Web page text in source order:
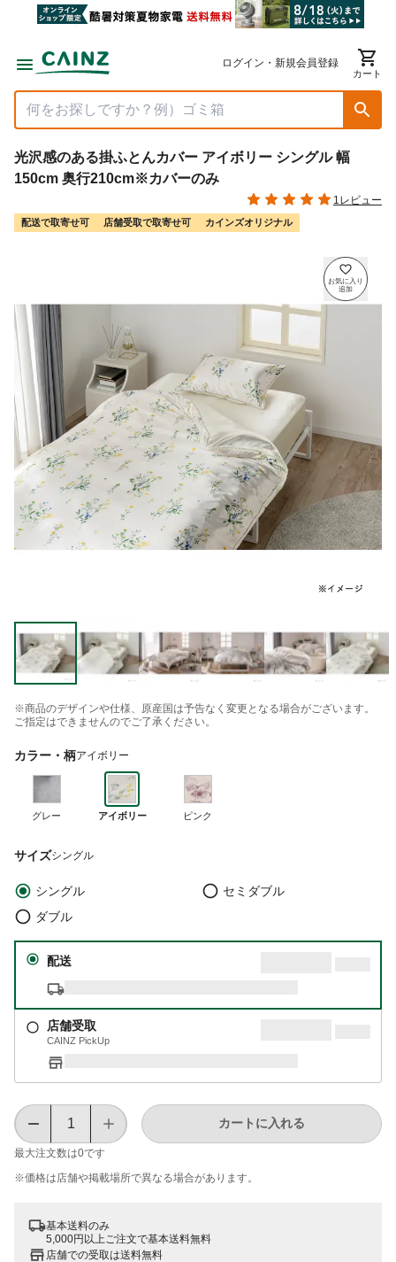
ログイン・新規会員登録
カート
光沢感のある掛ふとんカバー アイボリー シングル 幅
150cm 奥行210cm※カバーのみ
1レビュー
配送で取寄せ可 店舗受取で取寄せ可 カインズオリジナル
※商品のデザインや仕様、原産国は予告なく変更となる場合がございます。
ご指定はできませんのでご了承ください。
カラー・柄アイボリー
グレー アイボリー ピンク
サイズシングル
シングル
セミダブル
ダブル
配送
店舗受取
CAINZ PickUp
最大注文数は0です
カートに入れる
※価格は​店舗や​掲載場所で​異なる​場合が​あります。
基本送料のみ
5,000円以上ご注文で基本送料無料
店舗での受取は送料無料